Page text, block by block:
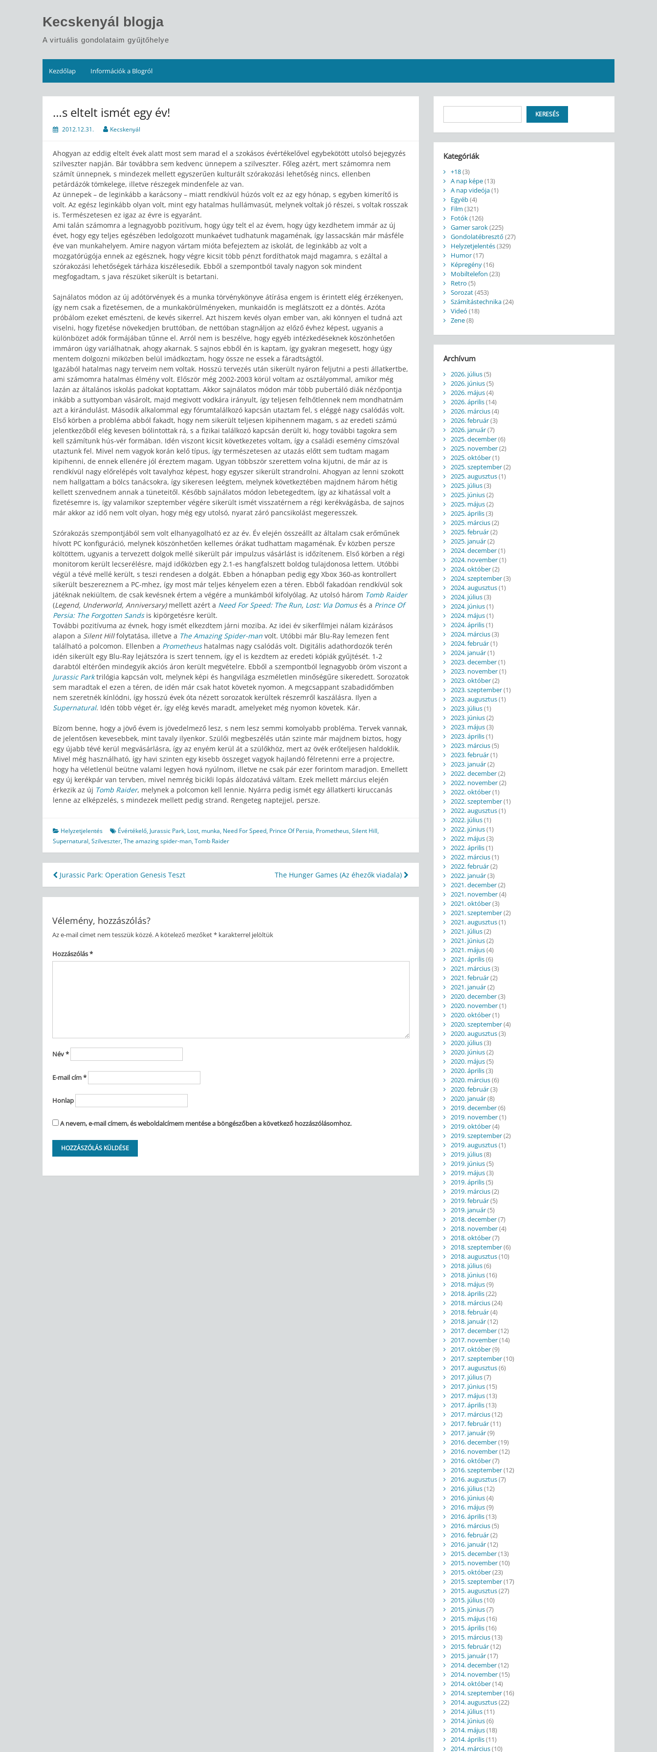
Kecskenyál blogja
A virtuális gondolataim gyűjtőhelye
Kezdőlap Információk a Blogról
…s eltelt ismét egy év!
2012.12.31. Kecskenyál
Ahogyan az eddig eltelt évek alatt most sem marad el a szokásos évértékelővel egybekötött utolsó bejegyzés
szilveszter napján. Bár továbbra sem kedvenc ünnepem a szilveszter. Főleg azért, mert számomra nem
számít ünnepnek, s mindezek mellett egyszerűen kulturált szórakozási lehetőség nincs, ellenben
petárdázók tömkelege, illetve részegek mindenfele az van.
Az ünnepek – de leginkább a karácsony – miatt rendkívül húzós volt ez az egy hónap, s egyben kimerítő is
volt. Az egész leginkább olyan volt, mint egy hatalmas hullámvasút, melynek voltak jó részei, s voltak rosszak
is. Természetesen ez igaz az évre is egyaránt.
Ami talán számomra a legnagyobb pozitívum, hogy úgy telt el az évem, hogy úgy kezdhetem immár az új
évet, hogy egy teljes egészében ledolgozott munkaévet tudhatunk magaménak, így lassacskán már másféle
éve van munkahelyem. Amire nagyon vártam mióta befejeztem az iskolát, de leginkább az volt a
mozgatórúgója ennek az egésznek, hogy végre kicsit több pénzt fordíthatok majd magamra, s ezáltal a
szórakozási lehetőségek tárháza kiszélesedik. Ebből a szempontból tavaly nagyon sok mindent
megfogadtam, s java részüket sikerült is betartani.
Sajnálatos módon az új adótörvények és a munka törvénykönyve átírása engem is érintett elég érzékenyen,
így nem csak a fizetésemen, de a munkakörülményeken, munkaidőn is meglátszott ez a döntés. Azóta
próbálom ezeket emészteni, de kevés sikerrel. Azt hiszem kevés olyan ember van, aki könnyen el tudná azt
viselni, hogy fizetése növekedjen bruttóban, de nettóban stagnáljon az előző évhez képest, ugyanis a
különbözet adók formájában tűnne el. Arról nem is beszélve, hogy egyéb intézkedéseknek köszönhetően
immáron úgy variálhatnak, ahogy akarnak. S sajnos ebből én is kaptam, így gyakran megesett, hogy úgy
mentem dolgozni miközben belül imádkoztam, hogy össze ne essek a fáradtságtól.
Igazából hatalmas nagy terveim nem voltak. Hosszú tervezés után sikerült nyáron feljutni a pesti állatkertbe,
ami számomra hatalmas élmény volt. Először még 2002-2003 körül voltam az osztályommal, amikor még
lazán az általános iskolás padokat koptattam. Akkor sajnálatos módon már több pubertáló diák nézőpontja
inkább a suttyomban vásárolt, majd megivott vodkára irányult, így teljesen felhőtlennek nem mondhatnám
azt a kirándulást. Második alkalommal egy fórumtalálkozó kapcsán utaztam fel, s eléggé nagy csalódás volt.
Első körben a probléma abból fakadt, hogy nem sikerült teljesen kipihennem magam, s az eredeti számú
jelentkezőből elég kevesen bólintottak rá, s a fizikai találkozó kapcsán derült ki, hogy további tagokra sem
kell számítunk hús-vér formában. Idén viszont kicsit következetes voltam, így a családi esemény címszóval
utaztunk fel. Mivel nem vagyok korán kelő típus, így természetesen az utazás előtt sem tudtam magam
kipihenni, de ennek ellenére jól éreztem magam. Ugyan többször szerettem volna kijutni, de már az is
rendkívül nagy előrelépés volt tavalyhoz képest, hogy egyszer sikerült strandrolni. Ahogyan az lenni szokott
nem hallgattam a bölcs tanácsokra, így sikeresen leégtem, melynek következtében majdnem három hétig
kellett szenvednem annak a tüneteitől. Később sajnálatos módon lebetegedtem, így az kihatással volt a
fizetésemre is, így valamikor szeptember végére sikerült ismét visszatérnem a régi kerékvágásba, de sajnos
már akkor az idő nem volt olyan, hogy még egy utolsó, nyarat záró pancsikolást megeresszek.
Szórakozás szempontjából sem volt elhanyagolható ez az év. Év elején összeállt az általam csak erőműnek
hívott PC konfiguráció, melynek köszönhetően kellemes órákat tudhattam magaménak. Év közben persze
költöttem, ugyanis a tervezett dolgok mellé sikerült pár impulzus vásárlást is időzítenem. Első körben a régi
monitorom került lecserélésre, majd időközben egy 2.1-es hangfalszett boldog tulajdonosa lettem. Utóbbi
végül a tévé mellé került, s teszi rendesen a dolgát. Ebben a hónapban pedig egy Xbox 360-as kontrollert
sikerült beszereznem a PC-mhez, így most már teljes kényelem ezen a téren. Ebből fakadóan rendkívül sok
játéknak nekiültem, de csak kevésnek értem a végére a munkámból kifolyólag. Az utolsó három Tomb Raider
(Legend, Underworld, Anniversary)mellett azért a Need For Speed: The Run, Lost: Via Domus és a Prince Of
Persia: The Forgotten Sandsis kipörgetésre került.
További pozitívuma az évnek, hogy ismét elkezdtem járni moziba. Az idei év sikerfilmjei nálam kizárásos
alapon a Silent Hillfolytatása, illetve a The Amazing Spider-man volt. Utóbbi már Blu-Ray lemezen fent
található a polcomon. Ellenben a Prometheushatalmas nagy csalódás volt. Digitális adathordozók terén
idén sikerült egy Blu-Ray lejátszóra is szert tennem, így el is kezdtem az eredeti kópiák gyűjtését. 1-2
darabtól eltérően mindegyik akciós áron került megvételre. Ebből a szempontból legnagyobb öröm viszont a
Jurassic Parktrilógia kapcsán volt, melynek képi és hangvilága eszméletlen minőségűre sikeredett. Sorozatok
sem maradtak el ezen a téren, de idén már csak hatot követek nyomon. A megcsappant szabadidőmben
nem szeretnék kínlódni, így hosszú évek óta nézett sorozatok kerültek részemről kaszálásra. Ilyen a
Supernatural. Idén több véget ér, így elég kevés maradt, amelyeket még nyomon követek. Kár.
Bízom benne, hogy a jövő évem is jövedelmező lesz, s nem lesz semmi komolyabb probléma. Tervek vannak,
de jelentősen kevesebbek, mint tavaly ilyenkor. Szülői megbeszélés után szinte már majdnem biztos, hogy
egy újabb tévé kerül megvásárlásra, így az enyém kerül át a szülőkhöz, mert az övék erőteljesen haldoklik.
Mivel még használható, így havi szinten egy kisebb összeget vagyok hajlandó félretenni erre a projectre,
hogy ha véletlenül beütne valami legyen hová nyúlnom, illetve ne csak pár ezer forintom maradjon. Emellett
egy új kerékpár van tervben, mivel nemrég bicikli lopás áldozatává váltam. Ezek mellett március elején
érkezik az új Tomb Raider, melynek a polcomon kell lennie. Nyárra pedig ismét egy állatkerti kiruccanás
lenne az elképzelés, s mindezek mellett pedig strand. Rengeteg naptejjel, persze.
Helyzetjelentés Évértékelő, Jurassic Park, Lost, munka, Need For Speed, Prince Of Persia, Prometheus,Silent Hill,
Supernatural,Szilveszter,The amazing spider-man,Tomb Raider
Bejegyzés
navigáció
Jurassic Park: Operation Genesis Teszt The Hunger Games (Az éhezők viadala)
Vélemény, hozzászólás?
Az e-mail címet nem tesszük közzé.A kötelező mezőket*karakterrel jelöltük
Hozzászólás*
Név*
E-mail cím*
Honlap
A nevem, e-mail címem, és weboldalcímem mentése a böngészőben a következő hozzászólásomhoz.
KERESÉS
Kategóriák
+18(3)
A nap képe(13)
A nap videója(1)
Egyéb(4)
Film (321)
Fotók(126)
Gamer sarok(225)
Gondolatébresztő (27)
Helyzetjelentés(329)
Humor(17)
Képregény(16)
Mobiltelefon (23)
Retro (5)
Sorozat(453)
Számítástechnika(24)
Videó (18)
Zene(8)
Archívum
2026. július(5)
2026. június(5)
2026. május(4)
2026. április(14)
2026. március(4)
2026. február(3)
2026. január(7)
2025. december(6)
2025. november(2)
2025. október(1)
2025. szeptember(2)
2025. augusztus(1)
2025. július(3)
2025. június(2)
2025. május(2)
2025. április(3)
2025. március(2)
2025. február(2)
2025. január(2)
2024. december(1)
2024. november(1)
2024. október(2)
2024. szeptember(3)
2024. augusztus(1)
2024. július(3)
2024. június(1)
2024. május(1)
2024. április(1)
2024. március(3)
2024. február(1)
2024. január(1)
2023. december(1)
2023. november(1)
2023. október(2)
2023. szeptember(1)
2023. augusztus(1)
2023. július(1)
2023. június(2)
2023. május(3)
2023. április(1)
2023. március(5)
2023. február(1)
2023. január(2)
2022. december(2)
2022. november(2)
2022. október(1)
2022. szeptember(1)
2022. augusztus(1)
2022. július(1)
2022. június(1)
2022. május(3)
2022. április(1)
2022. március(1)
2022. február(2)
2022. január(3)
2021. december(2)
2021. november(4)
2021. október(3)
2021. szeptember(2)
2021. augusztus(1)
2021. július(2)
2021. június(2)
2021. május(4)
2021. április(6)
2021. március(3)
2021. február(2)
2021. január(2)
2020. december(3)
2020. november(1)
2020. október(1)
2020. szeptember(4)
2020. augusztus(3)
2020. július(3)
2020. június(2)
2020. május(5)
2020. április(3)
2020. március(6)
2020. február(3)
2020. január(8)
2019. december(6)
2019. november(1)
2019. október(4)
2019. szeptember(2)
2019. augusztus(1)
2019. július(8)
2019. június(5)
2019. május(3)
2019. április(5)
2019. március(2)
2019. február(5)
2019. január(5)
2018. december(7)
2018. november(4)
2018. október(7)
2018. szeptember(6)
2018. augusztus(10)
2018. július(6)
2018. június(16)
2018. május(9)
2018. április(22)
2018. március(24)
2018. február(4)
2018. január(12)
2017. december(12)
2017. november(14)
2017. október(9)
2017. szeptember(10)
2017. augusztus(6)
2017. július(7)
2017. június(15)
2017. május(13)
2017. április(13)
2017. március(12)
2017. február(11)
2017. január(9)
2016. december(19)
2016. november(12)
2016. október(7)
2016. szeptember(12)
2016. augusztus(7)
2016. július(12)
2016. június(4)
2016. május(9)
2016. április(13)
2016. március(5)
2016. február(2)
2016. január(12)
2015. december(13)
2015. november(10)
2015. október(23)
2015. szeptember(17)
2015. augusztus(27)
2015. július(10)
2015. június(7)
2015. május(16)
2015. április(16)
2015. március(13)
2015. február(12)
2015. január(17)
2014. december(12)
2014. november(15)
2014. október(14)
2014. szeptember(16)
2014. augusztus(22)
2014. július(11)
2014. június(6)
2014. május(18)
2014. április(11)
2014. március(10)